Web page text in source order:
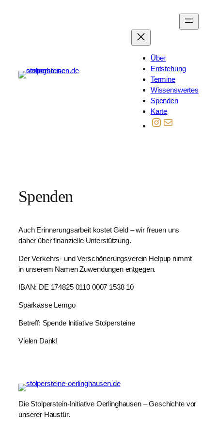
Über
Entstehung
Termine
Wissenswertes
Spenden
Karte
Instagram
Mail
Spenden
Auch Erinnerungsarbeit kostet Geld – wir freuen uns
daher über finanzielle Unterstützung.
Der Verkehrs- und Verschönerungsverein Helpup nimmt
in unserem Namen Zuwendungen entgegen.
IBAN: DE 174825 0110 0007 1538 10
Sparkasse Lemgo
Betreff: Spende Initiative Stolpersteine
Vielen Dank!
Die Stolperstein-Initiative Oerlinghausen – Geschichte vor
unserer Haustür.